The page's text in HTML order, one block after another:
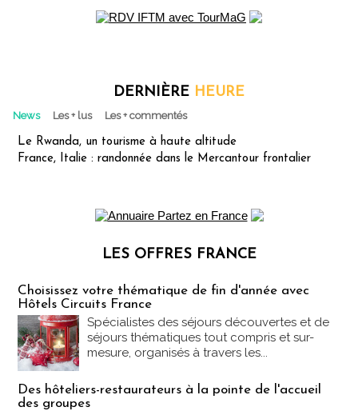
DERNIÈRE HEURE
News Les + lus Les + commentés
Le Rwanda, un tourisme à haute altitude
France, Italie : randonnée dans le Mercantour frontalier
LES OFFRES FRANCE
Choisissez votre thématique de fin d'année avec
Hôtels Circuits France
Spécialistes des séjours découvertes et de
séjours thématiques tout compris et sur-
mesure, organisés à travers les...
Des hôteliers-restaurateurs à la pointe de l'accueil
des groupes